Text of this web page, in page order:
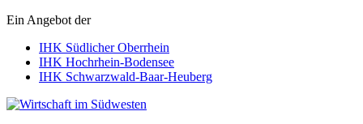
Ein Angebot der
IHK Südlicher Oberrhein
IHK Hochrhein-Bodensee
IHK Schwarzwald-Baar-Heuberg